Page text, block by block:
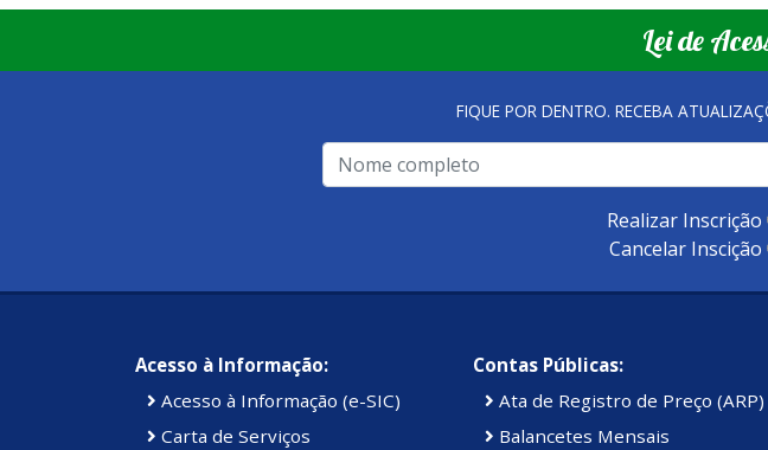
Lei de
FIQUE POR DENTRO. RECEBA
Realizar Inscrição
Cancelar Inscição
Acesso à Informação:
Acesso à Informação (e-SIC)
Carta de Serviços
Contas Públicas:
Ata de Registro de Preço (ARP)
Balancetes Mensais